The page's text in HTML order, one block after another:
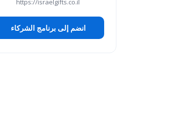
https://israelgifts.co.il
انضم إلى برنامج الشركاء